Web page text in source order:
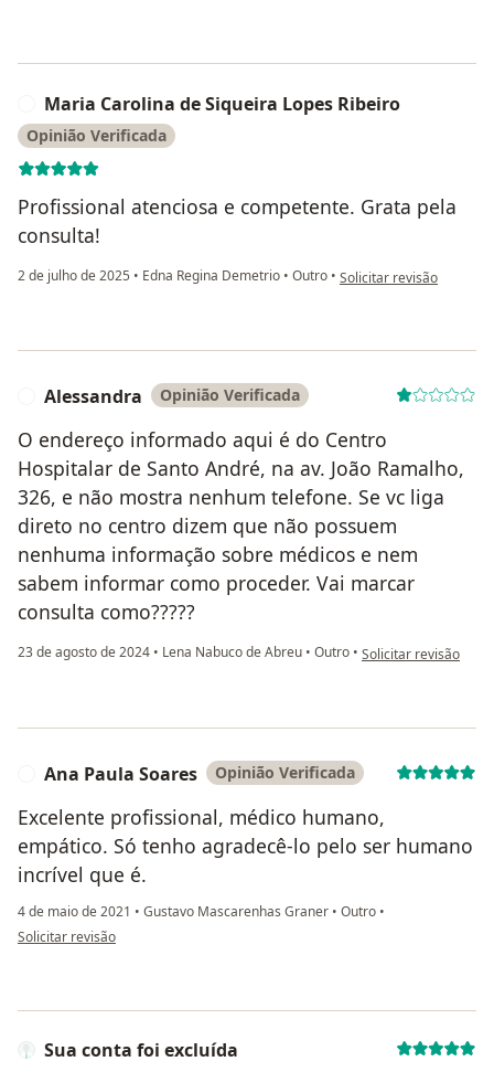
Maria Carolina de Siqueira Lopes Ribeiro
Opinião Verificada
Profissional atenciosa e competente. Grata pela
consulta!
2 de julho de 2025 • Edna Regina Demetrio • Outro • na opinião do utilizador
Solicitar revisão
Alessandra Opinião Verificada
O endereço informado aqui é do Centro
Hospitalar de Santo André, na av. João Ramalho,
326, e não mostra nenhum telefone. Se vc liga
direto no centro dizem que não possuem
nenhuma informação sobre médicos e nem
sabem informar como proceder. Vai marcar
consulta como?????
23 de agosto de 2024 • Lena Nabuco de Abreu • Outro • na opinião do
Solicitar revisão
Ana Paula Soares Opinião Verificada
Excelente profissional, médico humano,
empático. Só tenho agradecê-lo pelo ser humano
incrível que é.
4 de maio de 2021 • Gustavo Mascarenhas Graner • Outro •
na opinião do utilizador Ana Paula Soares
Solicitar revisão
Sua conta foi excluída